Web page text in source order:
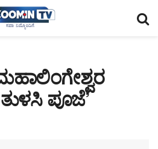
ಮಹಾಲಿಂಗೇಶ್ವರ
ಪೂಜೆ’